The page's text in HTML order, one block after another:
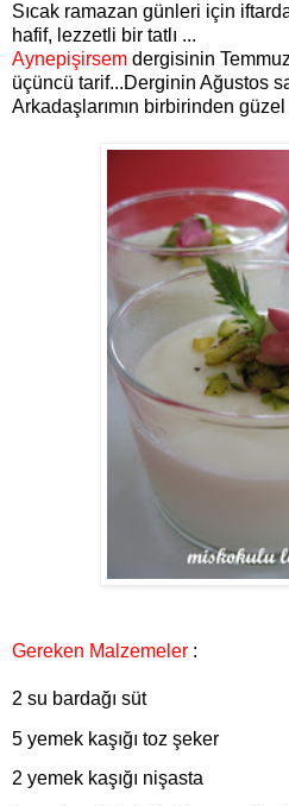
Sıcak ramazan günleri için
hafif, lezzetli bir tatlı ...
Aynepişirsem dergisinin Temmuz
üçüncü tarif...Derginin Ağustos
Arkadaşlarımın birbirinden
Gereken Malzemeler :
2 su bardağı süt
5 yemek kaşığı toz şeker
2 yemek kaşığı nişasta